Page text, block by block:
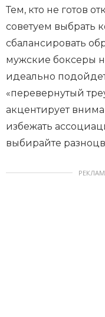
Тем, кто не готов
советуем выбрать
сбалансировать
мужские боксеры
идеально
«перевернутый
акцентирует
избежать
выбирайте